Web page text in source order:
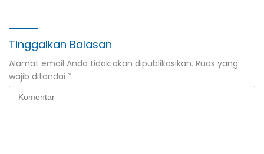
Tinggalkan Balasan
Alamat email Anda tidak akan dipublikasikan. Ruas yang
wajib ditandai *